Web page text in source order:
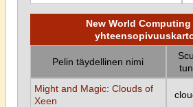
New World Computing
Pelin täydellinen nimi
Might and Magic: Clouds of
Xeen